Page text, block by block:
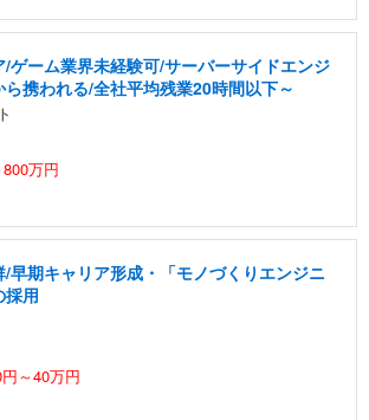
ゲーム業界未経験可/サーバーサイドエンジ
携われる/全社平均残業20時間以下～
万円
早期キャリア形成・「モノづくりエンジニ
採用
～40万円